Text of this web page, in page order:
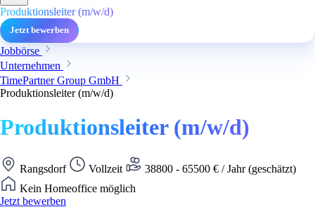
Produktionsleiter (m/w/d)
Jetzt bewerben
Jobbörse
Unternehmen
TimePartner Group GmbH
Produktionsleiter (m/w/d)
Produktionsleiter (m/w/d)
Rangsdorf Vollzeit
38800 - 65500 € / Jahr (geschätzt)
Kein Homeoffice möglich
Jetzt bewerben